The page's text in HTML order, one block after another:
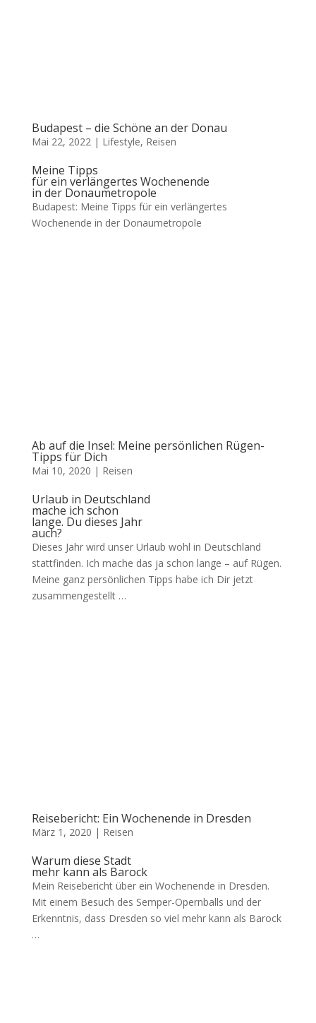
Budapest – die Schöne an der Donau
Mai 22, 2022| Lifestyle, Reisen
Meine Tipps
für ein verlängertes Wochenende
in der Donaumetropole
Budapest: Meine Tipps für ein verlängertes
Wochenende in der Donaumetropole
Ab auf die Insel: Meine persönlichen Rügen-
Tipps für Dich
Mai 10, 2020 | Reisen
Urlaub in Deutschland
mache ich schon
lange. Du dieses Jahr
auch?
Dieses Jahr wird unser Urlaub wohl in Deutschland
stattfinden. Ich mache das ja schon lange – auf Rügen.
Meine ganz persönlichen Tipps habe ich Dir jetzt
zusammengestellt …
Reisebericht: Ein Wochenende in Dresden
März 1, 2020 | Reisen
Warum diese Stadt
mehr kann als Barock
Mein Reisebericht über ein Wochenende in Dresden.
Mit einem Besuch des Semper-Opernballs und der
Erkenntnis, dass Dresden so viel mehr kann als Barock
…